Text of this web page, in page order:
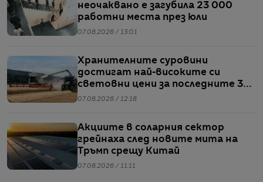
неочаквано е загубила 23 000
работни места през юли
07.08.2026 / 13:01
Хранителните суровини
достигат най-високите си
световни цени за последните 3
години
07.08.2026 / 12:18
Акциите в соларния сектор
грейнаха след новите мита на
Тръмп срещу Китай
07.08.2026 / 11:11